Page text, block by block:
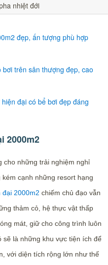
nhiệt đới
đẹp, ấn tượng phù hợp
trên sân thượng đẹp, cao
đại có bể bơi đẹp đáng
2000m2
cho những trải nghiệm nghỉ
cạnh những resort hạng
2000m2 chiếm chủ đạo vẫn
thảm cỏ, hệ thực vật thấp
mát, giữ cho công trình luôn
sẽ là những khu vực tiện ích để
với diện tích rộng lớn như thế